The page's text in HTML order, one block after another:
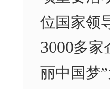
位国家领
3000多家
丽中国梦